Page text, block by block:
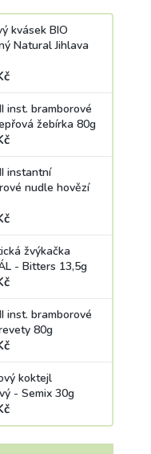
kvásek BIO
Natural Jihlava
inst. bramborové
žebírka 80g
instantní
nudle hovězí
žvýkačka
- Bitters 13,5g
inst. bramborové
80g
koktejl
- Semix 30g